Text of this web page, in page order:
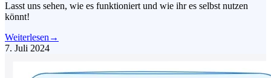
Lasst uns sehen, wie es funktioniert und wie ihr es selbst nutzen
könnt!
Weiterlesen →
7. Juli 2024